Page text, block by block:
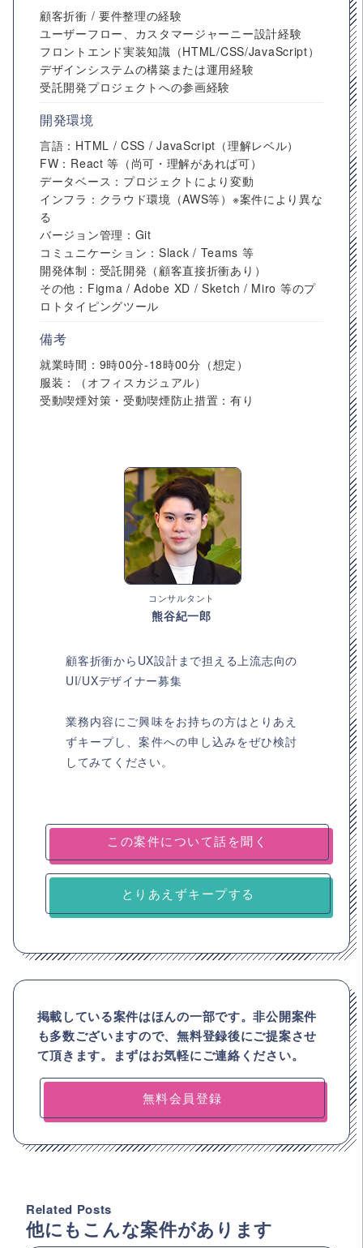
顧客折衝 / 要件整理の経験
ユーザーフロー、カスタマージャーニー設計経験
フロントエンド実装知識（HTML/CSS/JavaScript）
デザインシステムの構築または運用経験
受託開発プロジェクトへの参画経験
開発環境
言語：HTML / CSS / JavaScript（理解レベル）
FW：React 等（尚可・理解があれば可）
データベース：プロジェクトにより変動
インフラ：クラウド環境（AWS等）※案件により異な
る
バージョン管理：Git
コミュニケーション：Slack / Teams 等
開発体制：受託開発（顧客直接折衝あり）
その他：Figma / Adobe XD / Sketch / Miro 等のプ
ロトタイピングツール
備考
就業時間：9時00分-18時00分（想定）
服装：（オフィスカジュアル）
受動喫煙対策・受動喫煙防止措置：有り
コンサルタント
熊谷紀一郎
顧客折衝からUX設計まで担える上流志向の
UI/UXデザイナー募集
業務内容にご興味をお持ちの方はとりあえ
ずキープし、案件への申し込みをぜひ検討
してみてください。
とりあえずキープする
掲載している案件はほんの一部です。非公開案件
も多数ございますので、無料登録後にご提案させ
て頂きます。まずはお気軽にご連絡ください。
無料会員登録
Related Posts
他にもこんな案件があります